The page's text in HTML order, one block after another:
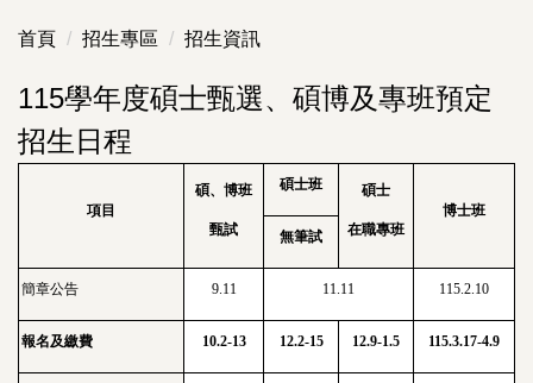
首頁 招生專區 招生資訊
115學年度碩士甄選、碩博及專班預定
招生日程
項目
碩、博班
甄試
碩士班 碩士
在職專班
博士班
無筆試
簡章公告 9.11 11.11 115.2.10
報名及繳費 10.2-13 12.2-15 12.9-1.5 115.3.17-4.9